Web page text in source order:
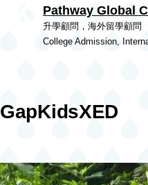
Skip to main content
Pathway Global
升學顧問，海外留學顧問
College Admission,
GapKidsXED